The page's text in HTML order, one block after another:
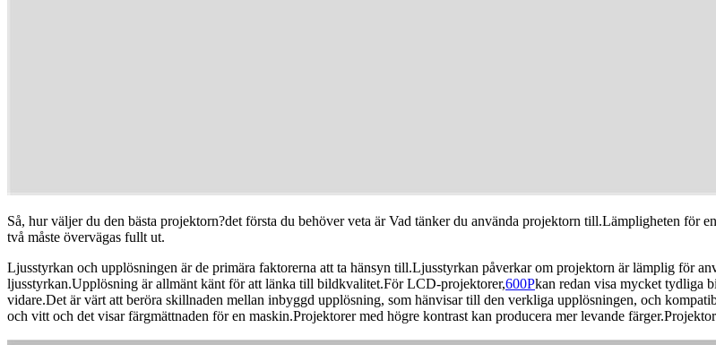
Så, hur väljer du den bästa projektorn?det första du behöver veta är Vad tänker du använda projektorn till.Lämpligheten för
två måste övervägas fullt ut.
Ljusstyrkan och upplösningen är de primära faktorerna att ta hänsyn till.Ljusstyrkan påverkar om projektorn är lämplig för
ljusstyrkan.Upplösning är allmänt känt för att länka till bildkvalitet.För LCD-projektorer,600Pkan redan visa mycket tydliga
vidare.Det är värt att beröra skillnaden mellan inbyggd upplösning, som hänvisar till den verkliga upplösningen, och
och vitt och det visar färgmättnaden för en maskin.Projektorer med högre kontrast kan producera mer levande